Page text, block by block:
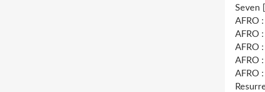
Seven [
AFRO
AFRO
AFRO
AFRO
AFRO